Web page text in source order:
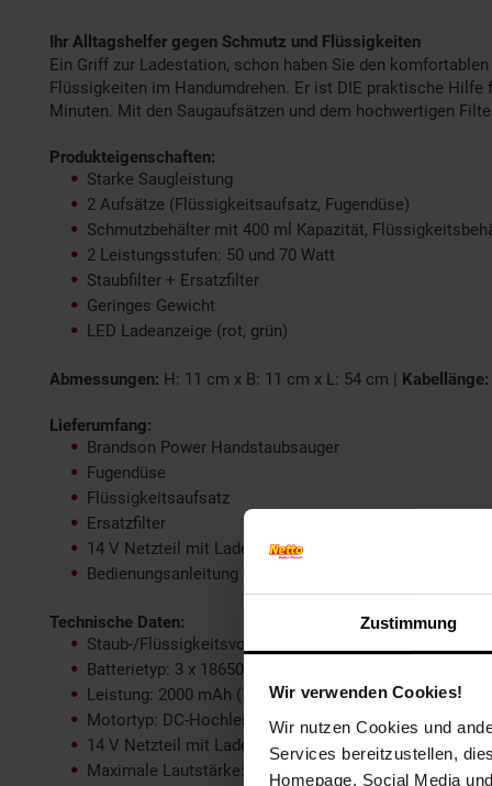
Zustimmung
Wir verwenden Cookies!
Wir nutzen Cookies und
Services bereitzustellen,
Homepage, Social Media
Ihr Alltagshelfer gegen Schmutz und Flüssigkeiten
Ein Griff zur Ladestation, schon haben Sie den
Flüssigkeiten im Handumdrehen. Er ist DIE praktische
Minuten. Mit den Saugaufsätzen und dem hochwertigen
Produkteigenschaften:
Starke Saugleistung
2 Aufsätze (Flüssigkeitsaufsatz, Fugendüse)
Schmutzbehälter mit 400 ml Kapazität,
2 Leistungsstufen: 50 und 70 Watt
Staubfilter + Ersatzfilter
Geringes Gewicht
LED Ladeanzeige (rot, grün)
Abmessungen: H: 11 cm x B: 11 cm x L: 54 cm | Kabellänge:
Lieferumfang:
Brandson Power Handstaubsauger
Fugendüse
Flüssigkeitsaufsatz
Ersatzfilter
14 V Netzteil mit Ladestation
Bedienungsanleitung (GER)
Technische Daten:
Staub-/Flüssigkeitsvolumen: 400 ml / 120 ml
Batterietyp: 3 x 18650
Leistung: 2000 mAh (11,1 V) = 22,2 Wh
Motortyp: DC-Hochleistungsmotor
14 V Netzteil mit Ladeschale
Maximale Lautstärke: 72 dB